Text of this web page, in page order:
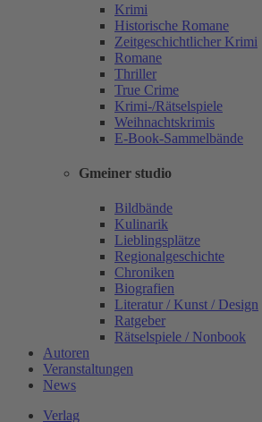
Krimi
Historische Romane
Zeitgeschichtlicher Krimi
Romane
Thriller
True Crime
Krimi-/Rätselspiele
Weihnachtskrimis
E-Book-Sammelbände
Gmeiner studio
Bildbände
Kulinarik
Lieblingsplätze
Regionalgeschichte
Chroniken
Biografien
Literatur / Kunst / Design
Ratgeber
Rätselspiele / Nonbook
Autoren
Veranstaltungen
News
Verlag